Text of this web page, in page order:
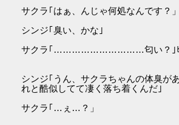
サクラ｢はぁ、んじゃ何処なんです？」
シンジ｢臭い、かな｣
サクラ｢…………………………匂い？｣ﾋ
シンジ｢うん、サクラちゃんの体臭が
れと酷似してて凄く落ち着くんだ｣
サクラ｢…ぇ…？」